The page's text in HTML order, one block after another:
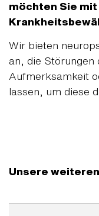
möchten Sie
Wir bieten
an, die Störungen
Aufmerksamkeit
lassen, um diese
Unsere